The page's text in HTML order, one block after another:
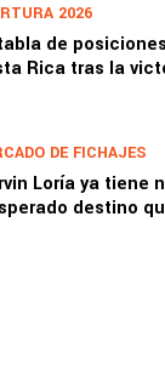
2026
de
Rica tras la
DE FICHAJES
Loría ya tiene
destino